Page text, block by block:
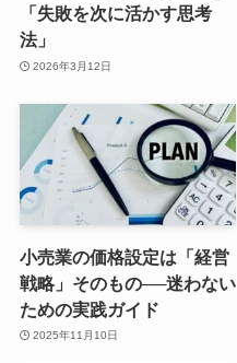
「失敗を次に活かす思考
法」
2026年3月12日
小売業の価格設定は「経営
戦略」そのもの──迷わない
ための実践ガイド
2025年11月10日